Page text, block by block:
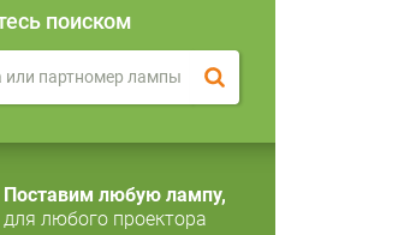
поиском
Поставим любую лампу,
для любого проектора